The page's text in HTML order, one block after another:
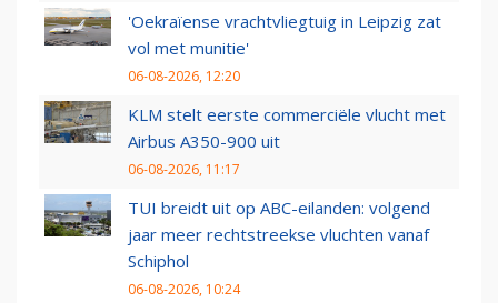
'Oekraïense vrachtvliegtuig in Leipzig zat
vol met munitie'
06-08-2026, 12:20
KLM stelt eerste commerciële vlucht met
Airbus A350-900 uit
06-08-2026, 11:17
TUI breidt uit op ABC-eilanden: volgend
jaar meer rechtstreekse vluchten vanaf
Schiphol
06-08-2026, 10:24